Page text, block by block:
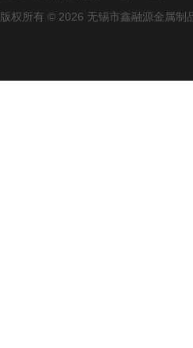
版权所有 © 2026 无锡市鑫融源金属制